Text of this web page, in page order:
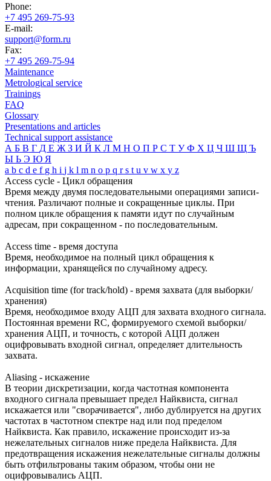
Phone:
+7 495 269-75-93
E-mail:
support@form.ru
Fax:
+7 495 269-75-94
Maintenance
Metrological service
Trainings
FAQ
Glossary
Presentations and articles
Technical support assistance
А Б В Г Д Е Ж З И Й К Л М Н О П Р С Т УФ Х Ц Ч Ш Щ Ъ
Ы Ь Э Ю Я
a b c d e f g h i j k l m n o p q rs t u v w x y z
Access cycle - Цикл обращения
Время между двумя последовательными операциями записи-
чтения. Различают полные и сокращенные циклы. При
полном цикле обращения к памяти идут по случайным
адресам, при сокращенном - по последовательным.
Access time - время доступа
Время, необходимое на полный цикл обращения к
информации, хранящейся по случайному адресу.
Acquisition time (for track/hold) - время захвата (для выборки/
хранения)
Время, необходимое входу АЦП для захвата входного сигнала.
Постоянная времени RC, формируемого схемой выборки/
хранения АЦП, и точность, с которой АЦП должен
оцифровывать входной сигнал, определяет длительность
захвата.
Aliasing - искажение
В теории дискретизации, когда частотная компонента
входного сигнала превышает предел Найквиста, сигнал
искажается или "сворачивается", либо дублируется на других
частотах в частотном спектре над или под пределом
Найквиста. Как правило, искажение происходит из-за
нежелательных сигналов ниже предела Найквиста. Для
предотвращения искажения нежелательные сигналы должны
быть отфильтрованы таким образом, чтобы они не
оцифровывались АЦП.